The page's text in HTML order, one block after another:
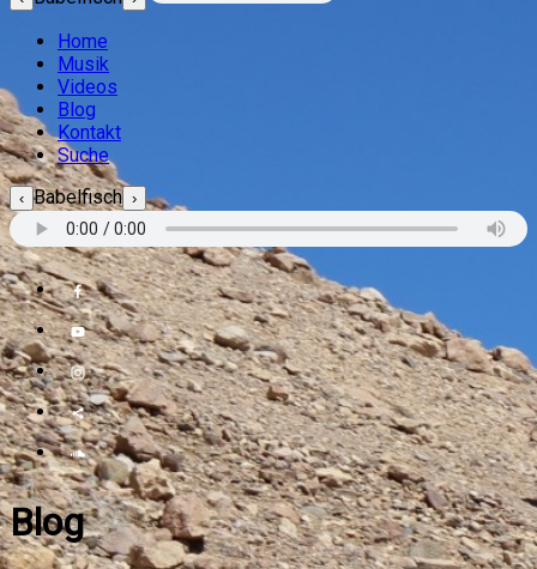
Home
Musik
Videos
Blog
Kontakt
Suche
‹ Babelfisch ›
Blog